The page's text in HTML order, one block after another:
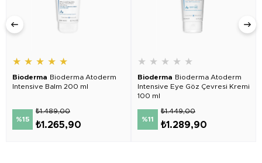
★ ★ ★ ★ ★
Bioderma Bioderma Atoderm
Intensive Balm 200 ml
%15
₺1.265,90
₺1.489,00
★ ★ ★ ★ ★
Bioderma Bioderma Atoderm
Intensive Eye Göz Çevresi Kremi
100 ml
%11
₺1.289,90
₺1.449,00